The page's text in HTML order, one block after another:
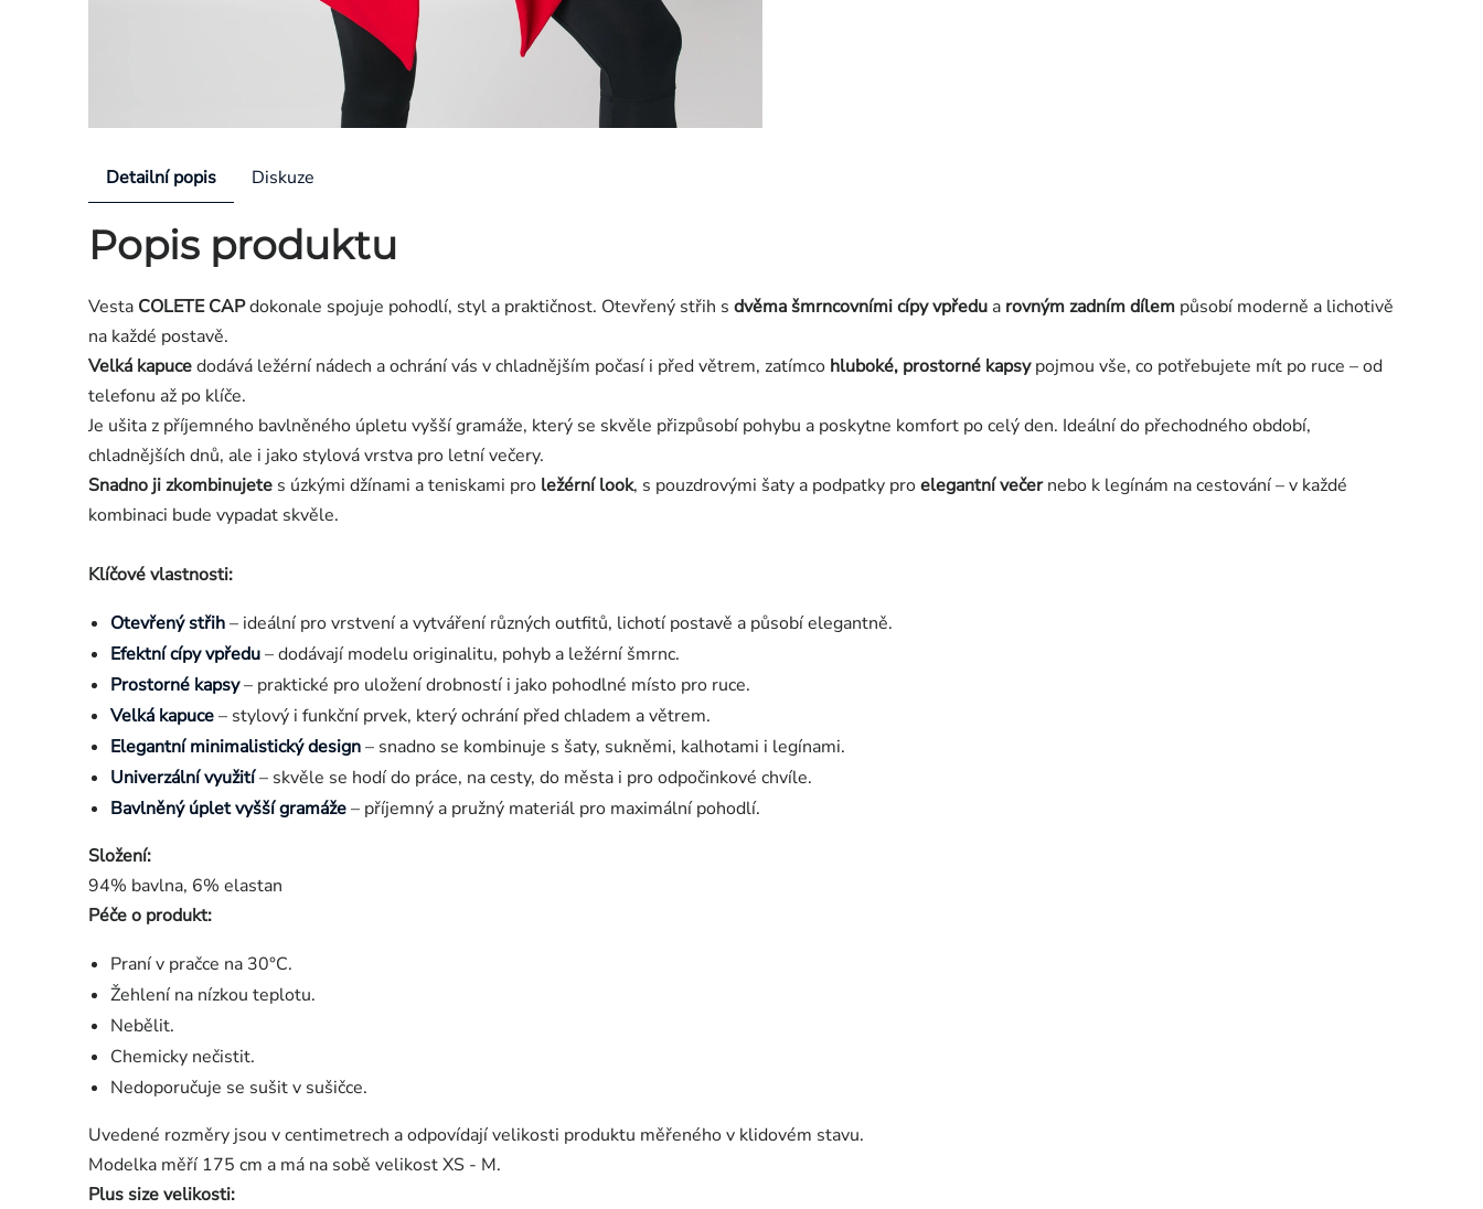
Detailní popis Diskuze
Popis produktu
Vesta COLETE CAPdokonale spojuje pohodlí, styl a praktičnost. Otevřený střih s dvěma šmrncovními cípy vpředu a rovným zadním dílem působí moderně a lichotivě
na každé postavě.
Velká kapucedodává ležérní nádech a ochrání vás v chladnějším počasí i před větrem, zatímco hluboké, prostorné kapsypojmou vše, co potřebujete mít po ruce – od
telefonu až po klíče.
Je ušita z příjemného bavlněného úpletu vyšší gramáže, který se skvěle přizpůsobí pohybu a poskytne komfort po celý den. Ideální do přechodného období,
chladnějších dnů, ale i jako stylová vrstva pro letní večery.
Snadno ji zkombinujete s úzkými džínami a teniskami pro ležérní look, s pouzdrovými šaty a podpatky proelegantní večernebo k legínám na cestování – v každé
kombinaci bude vypadat skvěle.
Klíčové vlastnosti:
Otevřený střih– ideální pro vrstvení a vytváření různých outfitů, lichotí postavě a působí elegantně.
Efektní cípy vpředu– dodávají modelu originalitu, pohyb a ležérní šmrnc.
Prostorné kapsy– praktické pro uložení drobností i jako pohodlné místo pro ruce.
Velká kapuce– stylový i funkční prvek, který ochrání před chladem a větrem.
Elegantní minimalistický design– snadno se kombinuje s šaty, sukněmi, kalhotami i legínami.
Univerzální využití– skvěle se hodí do práce, na cesty, do města i pro odpočinkové chvíle.
Bavlněný úplet vyšší gramáže– příjemný a pružný materiál pro maximální pohodlí.
Složení:
94% bavlna, 6% elastan
Péče o produkt:
Praní v pračce na 30°C.
Žehlení na nízkou teplotu.
Nebělit.
Chemicky nečistit.
Nedoporučuje se sušit v sušičce.
Uvedené rozměry jsou v centimetrech a odpovídají velikosti produktu měřeného v klidovém stavu.
Modelka měří 175 cm a má na sobě velikost XS - M.
Plus size velikosti: